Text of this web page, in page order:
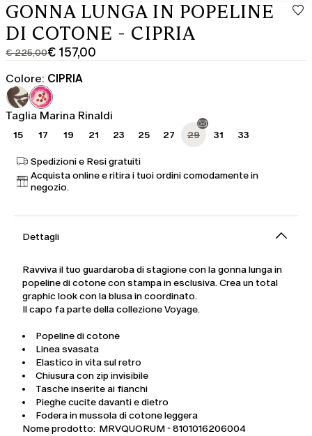
GONNA LUNGA IN POPELINE
DI COTONE - CIPRIA
€ 225,00
Prezzo
originale
€
225,00
€ 157,00
Prezzo
corrente
€
157,00
Colore: CIPRIA
Taglia Marina Rinaldi
15 17 19 21 23 25 27 29 31 33
Spedizioni e Resi gratuiti
Acquista online e ritira i tuoi ordini comodamente in
negozio.
Dettagli
Ravviva il tuo guardaroba di stagione con la gonna lunga in
popeline di cotone con stampa in esclusiva. Crea un total
graphic look con la blusa in coordinato.
Il capo fa parte della collezione Voyage.
Popeline di cotone
Linea svasata
Elastico in vita sul retro
Chiusura con zip invisibile
Tasche inserite ai fianchi
Pieghe cucite davanti e dietro
Fodera in mussola di cotone leggera
Nome prodotto: MRVQUORUM - 8101016206004